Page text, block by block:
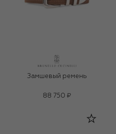
Замшевый ремень
88 750 ₽